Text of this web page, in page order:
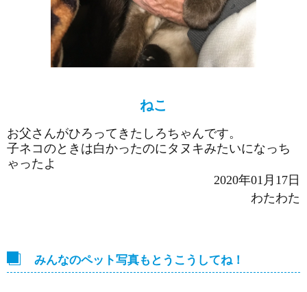
ねこ
お父さんがひろってきたしろちゃんです。
子ネコのときは白かったのにタヌキみたいになっち
ゃったよ
2020年01月17日
わたわた
みんなのペット写真もとうこうしてね！